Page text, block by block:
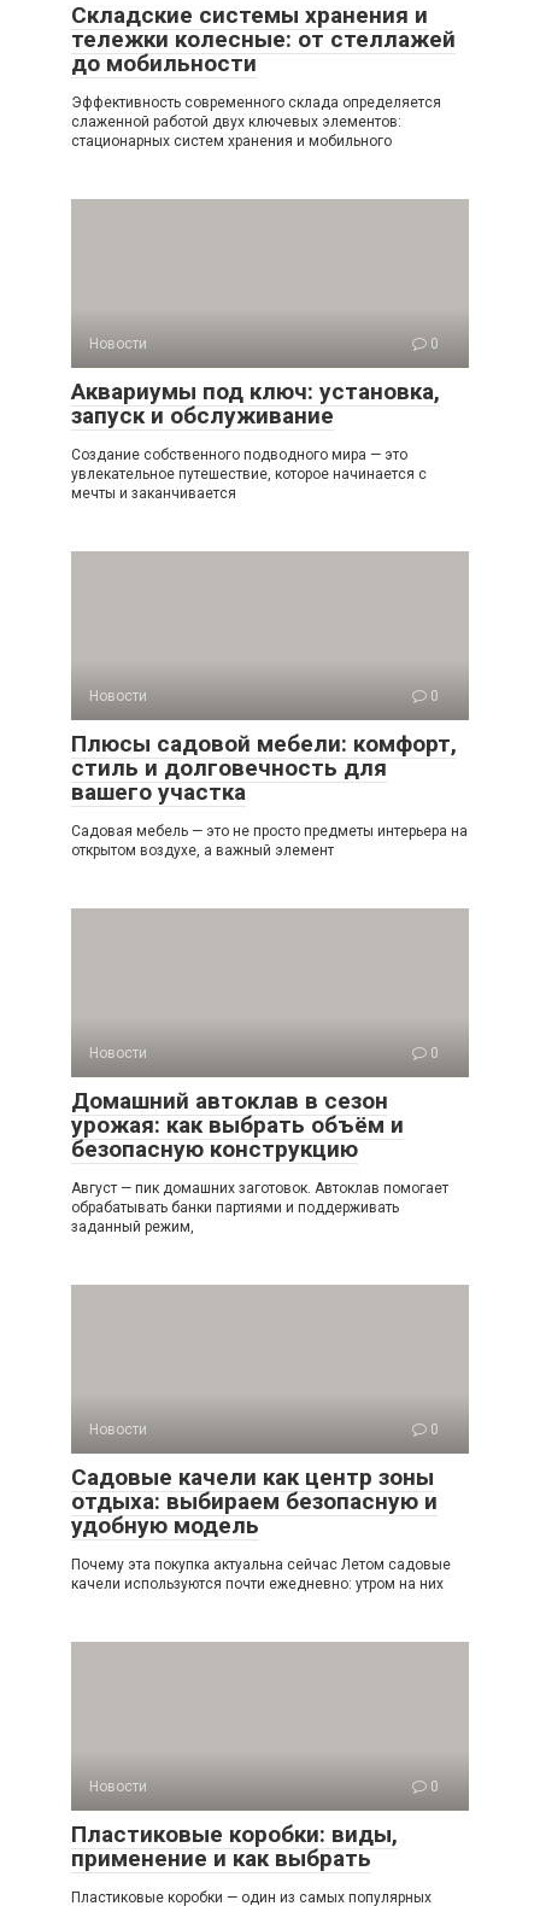
Складские системы хранения и
тележки колесные: от стеллажей
до мобильности
Эффективность современного склада определяется
слаженной работой двух ключевых элементов:
стационарных систем хранения и мобильного
Новости 0
Аквариумы под ключ: установка,
запуск и обслуживание
Создание собственного подводного мира — это
увлекательное путешествие, которое начинается с
мечты и заканчивается
Новости 0
Плюсы садовой мебели: комфорт,
стиль и долговечность для
вашего участка
Садовая мебель — это не просто предметы интерьера на
открытом воздухе, а важный элемент
Новости 0
Домашний автоклав в сезон
урожая: как выбрать объём и
безопасную конструкцию
Август — пик домашних заготовок. Автоклав помогает
обрабатывать банки партиями и поддерживать
заданный режим,
Новости 0
Садовые качели как центр зоны
отдыха: выбираем безопасную и
удобную модель
Почему эта покупка актуальна сейчас Летом садовые
качели используются почти ежедневно: утром на них
Новости 0
Пластиковые коробки: виды,
применение и как выбрать
Пластиковые коробки — один из самых популярных